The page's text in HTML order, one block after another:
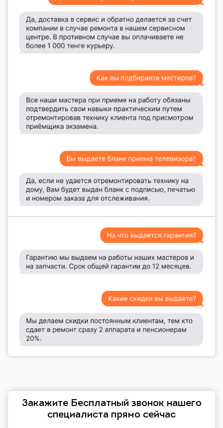
Закажите Бесплатный звонок нашего
специалиста прямо сейчас